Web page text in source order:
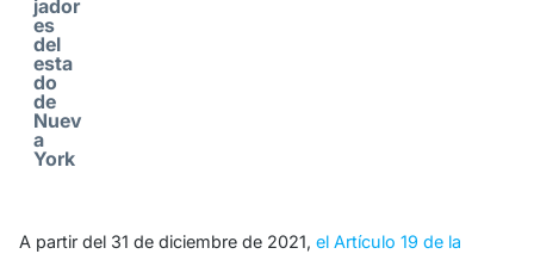
jador
es
del
esta
do
de
Nuev
a
York
A partir del 31 de diciembre de 2021, el Artículo 19 de la